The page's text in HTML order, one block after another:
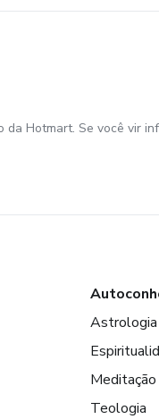
Hotmart. Se você vir
Astrologia
Meditação
Teologia